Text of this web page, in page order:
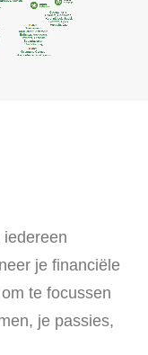
je financiële
te focussen
je passies,